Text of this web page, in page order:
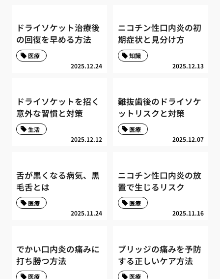
ドライソケット治療後
の回復を早める方法
2025.12.24
医療
ニコチン性口内炎の初
期症状と見分け方
2025.12.13
知識
ドライソケットを招く
意外な習慣と対策
2025.12.12
生活
難抜歯後のドライソケ
ットリスクと対策
2025.12.07
医療
舌が黒くなる病気、黒
毛舌とは
2025.11.24
医療
ニコチン性口内炎の放
置で生じるリスク
2025.11.16
医療
でかい口内炎の痛みに
打ち勝つ方法
医療
ブリッジの痛みを予防
する正しいケア方法
医療